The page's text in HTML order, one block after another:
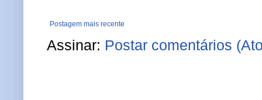
Postagem mais recente
Assinar: Postar comentários